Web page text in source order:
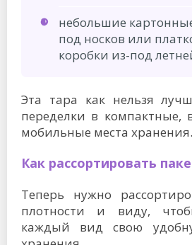
небольшие
под носков или
коробки из-под
Эта тара как нельзя
переделки в компактные,
мобильные места хранения.
Как рассортировать
Теперь нужно
плотности и виду,
каждый вид свою